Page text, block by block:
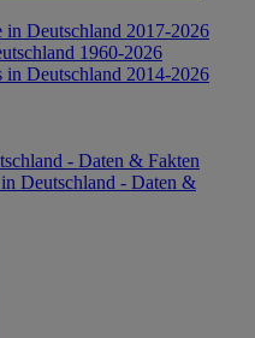
Deutschland 2017-2026
1960-2026
Deutschland 2014-2026
- Daten & Fakten
Deutschland - Daten &